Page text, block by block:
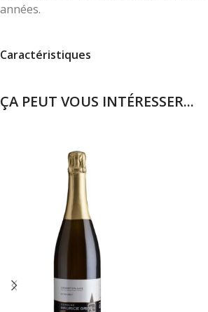
années.
Caractéristiques
ÇA PEUT VOUS INTÉRESSER...